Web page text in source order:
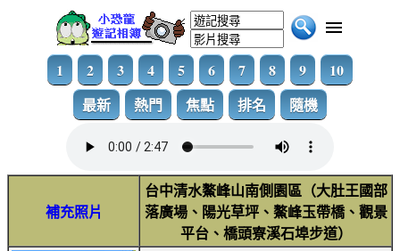
1 2 3 4 5 6 7 8 9
10
最新
熱門 焦點 排名 隨機
補充照片
台中清水鰲峰山南側園區（大肚王國部
落廣場、陽光草坪、鰲峰玉帶橋、觀景
平台、橋頭寮溪石埠步道）